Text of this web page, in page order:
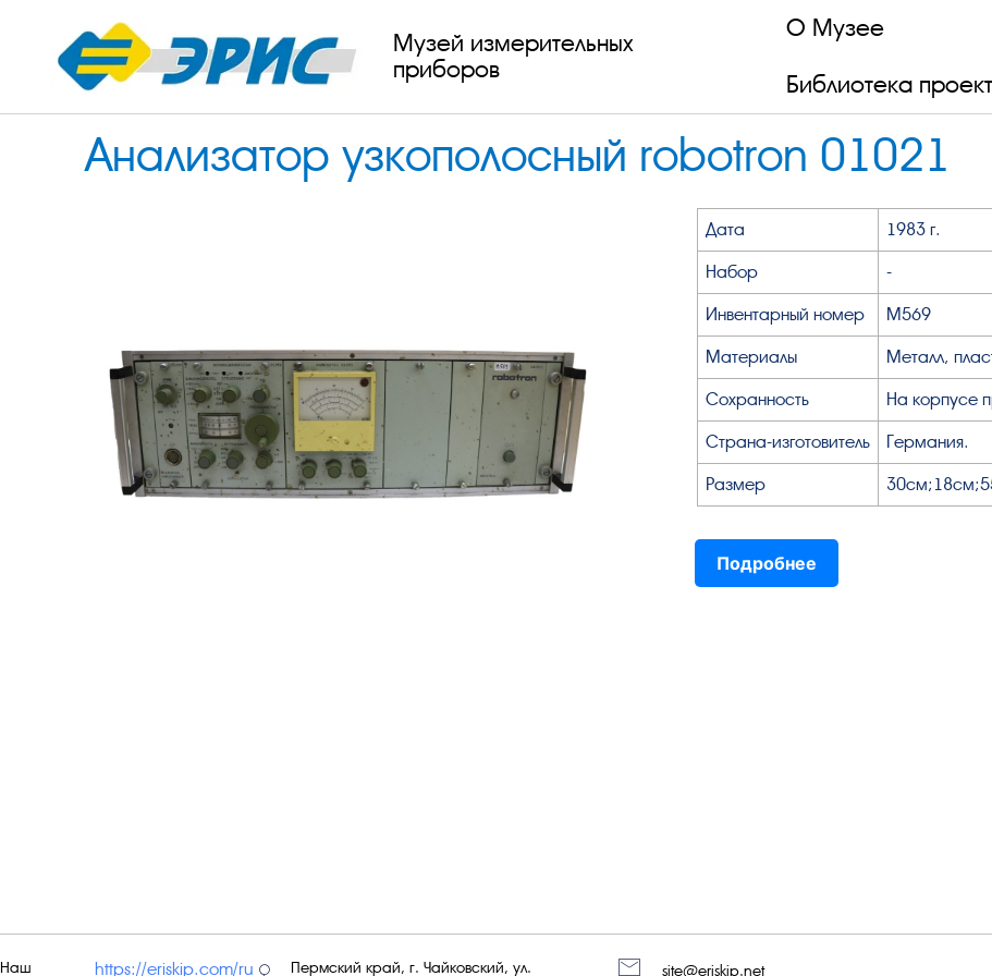
Музей измерительных
приборов
О Музее
Библиотека
Анализатор узкополосный robotron 01021
Дата 1983 г.
Набор -
Инвентарный номер М569
Материалы Металл,
Сохранность На корпусе
Страна-изготовитель Германия.
Размер
Подробнее
Наш https://eriskip.com/ru Пермский край, г. Чайковский, ул. site@eriskip.net